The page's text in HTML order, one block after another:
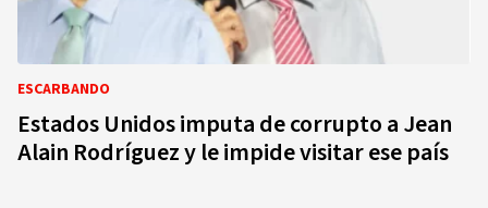
ESCARBANDO
Estados Unidos imputa de corrupto a Jean
Alain Rodríguez y le impide visitar ese país